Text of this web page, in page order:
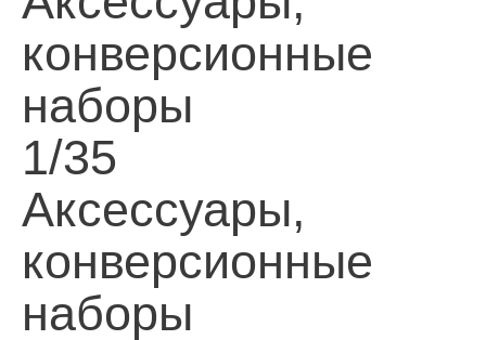
конверсионные
наборы
1/35
Аксессуары,
конверсионные
наборы